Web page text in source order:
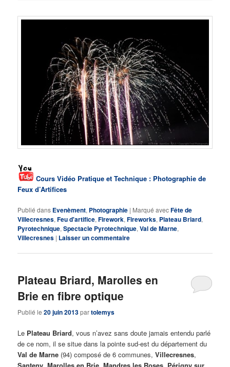
Cours Vidéo Pratique et Technique : Photographie de
Feux d’Artifices
Publié dans Evenèment, Photographie | Marqué avecFête de
Villecresnes,Feu d'artifice,Firework,Fireworks, Plateau Briard,
Pyrotechnique,Spectacle Pyrotechnique,Val de Marne,
Villecresnes | Laisser un commentaire
Plateau Briard, Marolles en
Brie en fibre optique
Publié le20 juin 2013partolemys
Le Plateau Briard, vous n’avez sans doute jamais entendu parlé
de ce nom, il se situe dans la pointe sud-est du département du
Val de Marne (94) composé de 6 communes,Villecresnes,
Santeny,Marolles en Brie,Mandres les Roses, Périgny sur